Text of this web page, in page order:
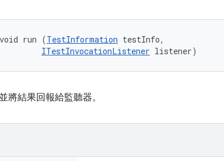
run (TestInformation testInfo,
ITestInvocationListener listener)
將結果回報給監聽器。